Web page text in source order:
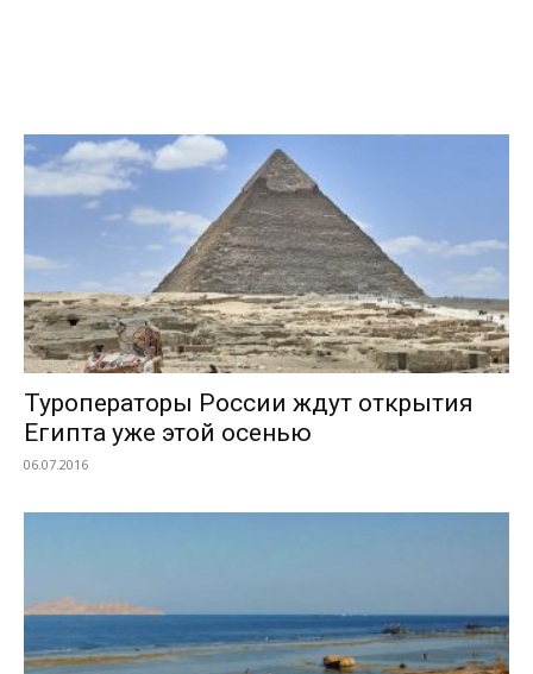
Туроператоры России ждут открытия
Египта уже этой осенью
06.07.2016